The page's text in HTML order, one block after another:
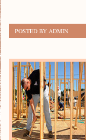
POSTED BY ADMIN